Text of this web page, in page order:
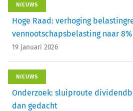
NIEUWS
Hoge Raad: verhoging
vennootschapsbelasting naar
19 januari 2026
NIEUWS
Onderzoek: sluiproute
dan gedacht